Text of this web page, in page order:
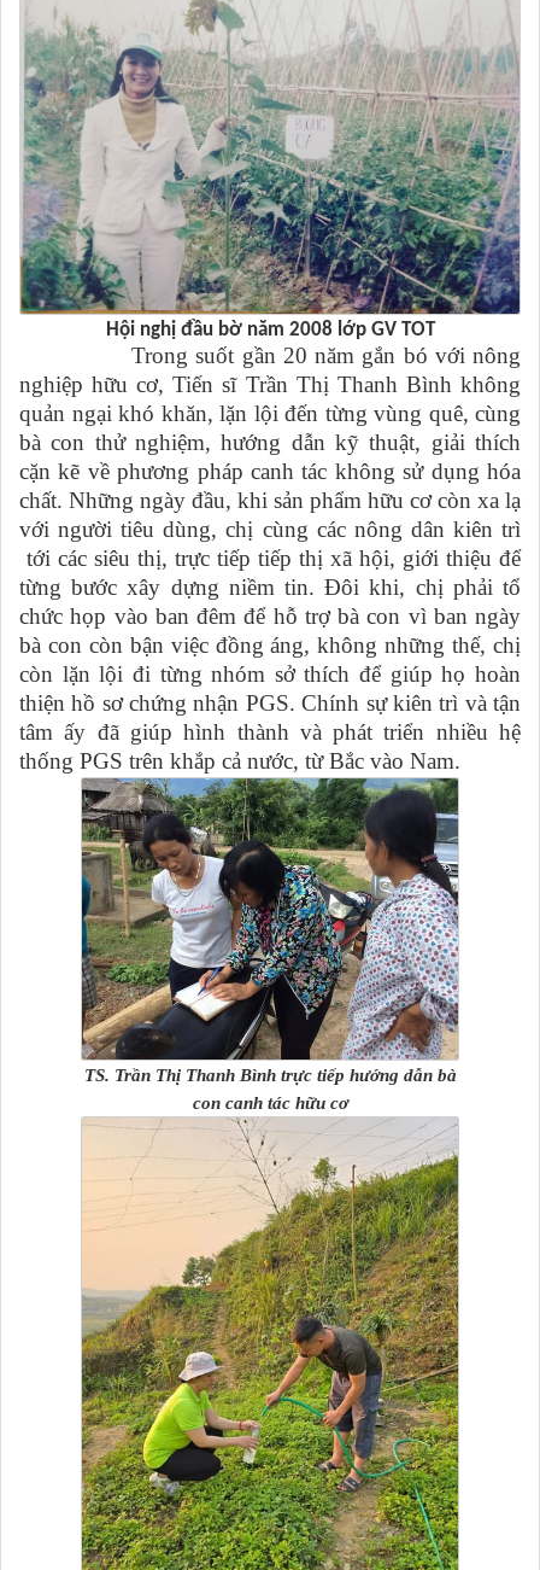
Hội nghị đầu bờ năm 2008 lớp GV TOT
Trong suốt gần 20 năm gắn bó với nông
nghiệp hữu cơ, Tiến sĩ Trần Thị Thanh Bình không
quản ngại khó khăn, lặn lội đến từng vùng quê, cùng
bà con thử nghiệm, hướng dẫn kỹ thuật, giải thích
cặn kẽ về phương pháp canh tác không sử dụng hóa
chất. Những ngày đầu, khi sản phẩm hữu cơ còn xa lạ
với người tiêu dùng, chị cùng các nông dân kiên trì
tới các siêu thị, trực tiếp tiếp thị xã hội, giới thiệu để
từng bước xây dựng niềm tin. Đôi khi, chị phải tổ
chức họp vào ban đêm để hỗ trợ bà con vì ban ngày
bà con còn bận việc đồng áng, không những thế, chị
còn lặn lội đi từng nhóm sở thích để giúp họ hoàn
thiện hồ sơ chứng nhận PGS. Chính sự kiên trì và tận
tâm ấy đã giúp hình thành và phát triển nhiều hệ
thống PGS trên khắp cả nước, từ Bắc vào Nam.
TS. Trần Thị Thanh Bình trực tiếp hướng dẫn bà
con canh tác hữu cơ